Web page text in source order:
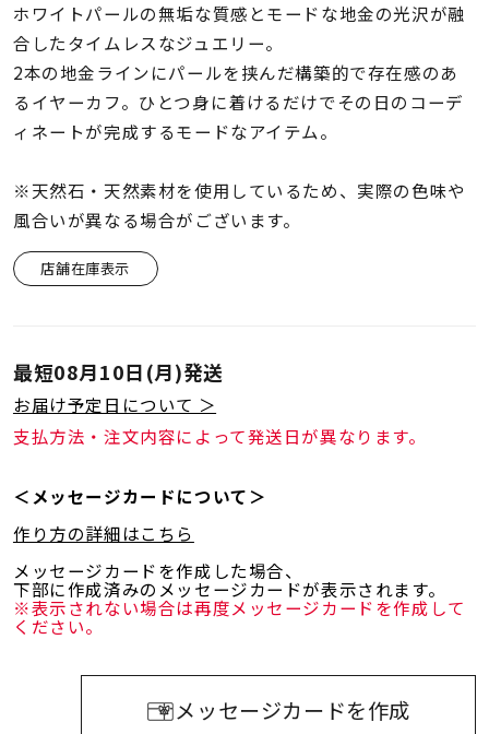
コレクション
レディース
～
メンズ
リングサイズ
在庫 在庫ありのみ すべて表示
ホワイトパールの無垢な質感とモードな地金の光沢が融
合したタイムレスなジュエリー。
2本の地金ラインにパールを挟んだ構築的で存在感のあ
るイヤーカフ。ひとつ身に着けるだけでその日のコーデ
ィネートが完成するモードなアイテム。
※天然石・天然素材を使用しているため、実際の色味や
風合いが異なる場合がございます。
店舗在庫表示
最短08月10日(月)発送
お届け予定日について ＞
支払方法・注文内容によって発送日が異なります。
＜メッセージカードについて＞
作り方の詳細はこちら
メッセージカードを作成した場合、
下部に作成済みのメッセージカードが表示されます。
※表示されない場合は再度メッセージカードを作成して
ください。
メッセージカードを作成